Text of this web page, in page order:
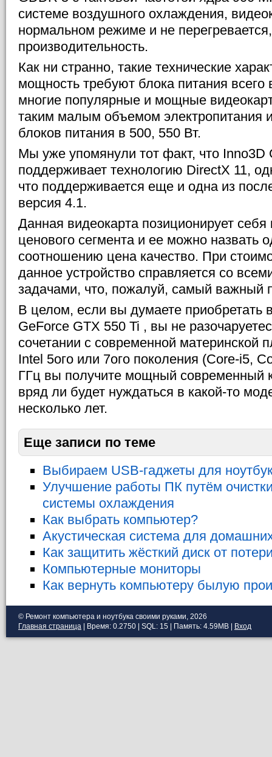
системе воздушного охлаждения,
нормальном режиме и не
производительность.
Как ни странно, такие технические
мощность требуют блока питания всего
многие популярные и мощные
таким малым объемом электропитания
блоков питания в 500, 550 Вт.
Мы уже упомянули тот факт, что Inno3D
поддерживает технологию DirectX 11,
что поддерживается еще и одна из
версия 4.1.
Данная видеокарта позиционирует себя
ценового сегмента и ее можно назвать
соотношению цена качество. При
данное устройство справляется со
задачами, что, пожалуй, самый важный
В целом, если вы думаете приобретать
GeForce GTX 550 Ti , вы не
сочетании с современной материнской
Intel 5ого или 7ого поколения (Core-i5,
ГГц вы получите мощный современный
вряд ли будет нуждаться в какой-то
несколько лет.
Еще записи по теме
Выбираем USB-гаджеты для
Улучшение работы ПК путём
системы охлаждения
Как выбрать компьютер?
Акустическая система для
Как защитить жёсткий диск от
Компьютерные мониторы
Как вернуть компьютеру былую
© Ремонт компьютера и ноутбука своими руками, 2026
Главная страница | Время: 0.2750 | SQL: 15 | Память: 4.59MB Вход